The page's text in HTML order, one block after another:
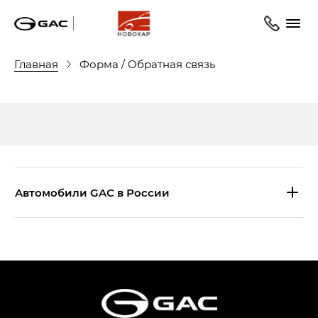
Главная Форма / Обратная связь
Aвтомобили GAC в России
Эс Икс ПРЕМИУМ — SX PREMIUM
S7 — Эс 7 (S7) в комплектациях
Эс Икс ПРЕМИУМ — SX PREMIUM, Эс Тэ — ST